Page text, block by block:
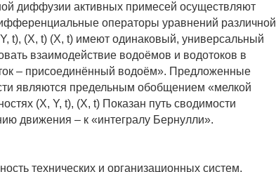
диффузии активных примесей осуществляют
операторы уравнений различной
t), (X, t) (X, t) имеют одинаковый, универсальный
взаимодействие водоёмов и водотоков в
– присоединённый водоём». Предложенные
являются предельным обобщением «мелкой
(X, Y, t), (X, t) Показан путь сводимости
движения – к «интегралу Бернулли».
технических и организационных систем,